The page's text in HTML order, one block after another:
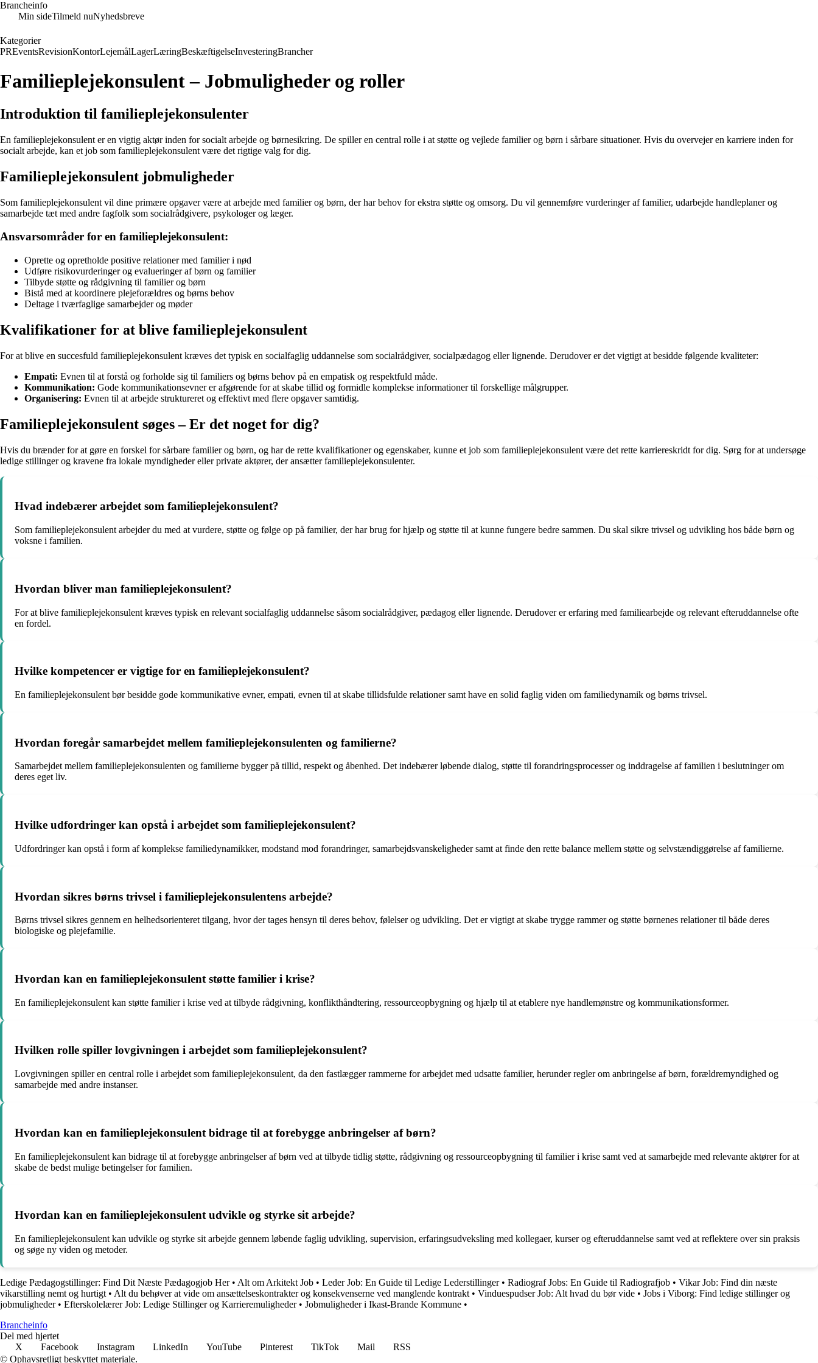
Brancheinfo
Min sideTilmeld nuNyhedsbreve
Kategorier
PREventsRevisionKontorLejemålLagerLæringBeskæftigelseInvesteringBrancher
Familieplejekonsulent – Jobmuligheder og roller
Introduktion til familieplejekonsulenter
En familieplejekonsulent er en vigtig aktør inden for socialt arbejde og børnesikring. De spiller en central rolle i at støtte og vejlede familier og børn i sårbare situationer. Hvis du overvejer en karriere inden for
socialt arbejde, kan et job som familieplejekonsulent være det rigtige valg for dig.
Familieplejekonsulent jobmuligheder
Som familieplejekonsulent vil dine primære opgaver være at arbejde med familier og børn, der har behov for ekstra støtte og omsorg. Du vil gennemføre vurderinger af familier, udarbejde handleplaner og
samarbejde tæt med andre fagfolk som socialrådgivere, psykologer og læger.
Ansvarsområder for en familieplejekonsulent:
Oprette og opretholde positive relationer med familier i nød
Udføre risikovurderinger og evalueringer af børn og familier
Tilbyde støtte og rådgivning til familier og børn
Bistå med at koordinere plejeforældres og børns behov
Deltage i tværfaglige samarbejder og møder
Kvalifikationer for at blive familieplejekonsulent
For at blive en succesfuld familieplejekonsulent kræves det typisk en socialfaglig uddannelse som socialrådgiver, socialpædagog eller lignende. Derudover er det vigtigt at besidde følgende kvaliteter:
Empati: Evnen til at forstå og forholde sig til familiers og børns behov på en empatisk og respektfuld måde.
Kommunikation: Gode kommunikationsevner er afgørende for at skabe tillid og formidle komplekse informationer til forskellige målgrupper.
Organisering: Evnen til at arbejde struktureret og effektivt med flere opgaver samtidig.
Familieplejekonsulent søges – Er det noget for dig?
Hvis du brænder for at gøre en forskel for sårbare familier og børn, og har de rette kvalifikationer og egenskaber, kunne et job som familieplejekonsulent være det rette karriereskridt for dig. Sørg for at undersøge
ledige stillinger og kravene fra lokale myndigheder eller private aktører, der ansætter familieplejekonsulenter.
Hvad indebærer arbejdet som familieplejekonsulent?
Som familieplejekonsulent arbejder du med at vurdere, støtte og følge op på familier, der har brug for hjælp og støtte til at kunne fungere bedre sammen. Du skal sikre trivsel og udvikling hos både børn og
voksne i familien.
Hvordan bliver man familieplejekonsulent?
For at blive familieplejekonsulent kræves typisk en relevant socialfaglig uddannelse såsom socialrådgiver, pædagog eller lignende. Derudover er erfaring med familiearbejde og relevant efteruddannelse ofte
en fordel.
Hvilke kompetencer er vigtige for en familieplejekonsulent?
En familieplejekonsulent bør besidde gode kommunikative evner, empati, evnen til at skabe tillidsfulde relationer samt have en solid faglig viden om familiedynamik og børns trivsel.
Hvordan foregår samarbejdet mellem familieplejekonsulenten og familierne?
Samarbejdet mellem familieplejekonsulenten og familierne bygger på tillid, respekt og åbenhed. Det indebærer løbende dialog, støtte til forandringsprocesser og inddragelse af familien i beslutninger om
deres eget liv.
Hvilke udfordringer kan opstå i arbejdet som familieplejekonsulent?
Udfordringer kan opstå i form af komplekse familiedynamikker, modstand mod forandringer, samarbejdsvanskeligheder samt at finde den rette balance mellem støtte og selvstændiggørelse af familierne.
Hvordan sikres børns trivsel i familieplejekonsulentens arbejde?
Børns trivsel sikres gennem en helhedsorienteret tilgang, hvor der tages hensyn til deres behov, følelser og udvikling. Det er vigtigt at skabe trygge rammer og støtte børnenes relationer til både deres
biologiske og plejefamilie.
Hvordan kan en familieplejekonsulent støtte familier i krise?
En familieplejekonsulent kan støtte familier i krise ved at tilbyde rådgivning, konflikthåndtering, ressourceopbygning og hjælp til at etablere nye handlemønstre og kommunikationsformer.
Hvilken rolle spiller lovgivningen i arbejdet som familieplejekonsulent?
Lovgivningen spiller en central rolle i arbejdet som familieplejekonsulent, da den fastlægger rammerne for arbejdet med udsatte familier, herunder regler om anbringelse af børn, forældremyndighed og
samarbejde med andre instanser.
Hvordan kan en familieplejekonsulent bidrage til at forebygge anbringelser af børn?
En familieplejekonsulent kan bidrage til at forebygge anbringelser af børn ved at tilbyde tidlig støtte, rådgivning og ressourceopbygning til familier i krise samt ved at samarbejde med relevante aktører for at
skabe de bedst mulige betingelser for familien.
Hvordan kan en familieplejekonsulent udvikle og styrke sit arbejde?
En familieplejekonsulent kan udvikle og styrke sit arbejde gennem løbende faglig udvikling, supervision, erfaringsudveksling med kollegaer, kurser og efteruddannelse samt ved at reflektere over sin praksis
og søge ny viden og metoder.
Ledige Pædagogstillinger: Find Dit Næste Pædagogjob Her• Alt om Arkitekt Job • Leder Job: En Guide til Ledige Lederstillinger• Radiograf Jobs: En Guide til Radiografjob • Vikar Job: Find din næste
vikarstilling nemt og hurtigt • Alt du behøver at vide om ansættelseskontrakter og konsekvenserne ved manglende kontrakt • Vinduespudser Job: Alt hvad du bør vide • Jobs i Viborg: Find ledige stillinger og
jobmuligheder• Efterskolelærer Job: Ledige Stillinger og Karrieremuligheder• Jobmuligheder i Ikast-Brande Kommune •
Brancheinfo
Del med hjertet
X
Facebook Instagram LinkedIn YouTube Pinterest TikTok Mail
RSS
© Ophavsretligt beskyttet materiale.